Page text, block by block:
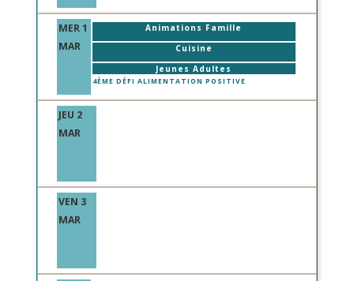
MER 1
MAR
Animations Famille
Cuisine
Jeunes Adultes
4ÈME DÉFI ALIMENTATION POSITIVE
JEU 2
MAR
VEN 3
MAR